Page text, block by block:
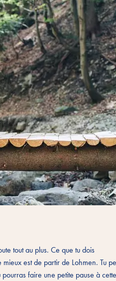
tout au plus. Ce que tu dois
est de partir de Lohmen. Tu
faire une petite pause à cette